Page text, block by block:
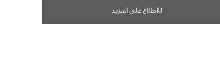
للاطلاع على المزيد